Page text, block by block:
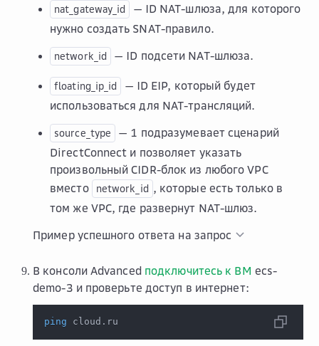
nat_gateway_id
— ID NAT-шлюза, для которого
нужно создать SNAT-правило.
network_id — ID подсети NAT-шлюза.
floating_ip_id
— ID EIP, который будет
использоваться для NAT-трансляций.
source_type
— 1 подразумевает сценарий
DirectConnect и позволяет указать
произвольный CIDR-блок из любого VPC
вместо
network_id , которые есть только в
том же VPC, где развернут NAT-шлюз.
Пример успешного ответа на запрос
В консоли Advanced подключитесь к ВМ ecs-
demo-3 и проверьте доступ в интернет:
ping cloud.ru